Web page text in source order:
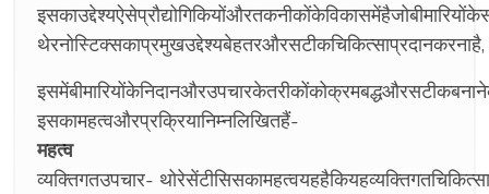
इसकामहत्वऔरप्रक्रियानिम्नलिखितहैं-
महत्व
व्यक्तिगतउपचार-